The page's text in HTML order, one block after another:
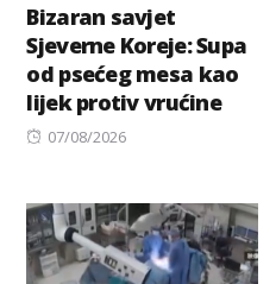
Bizaran savjet
Sjeverne Koreje: Supa
od psećeg mesa kao
lijek protiv vrućine
Posted
07/08/2026